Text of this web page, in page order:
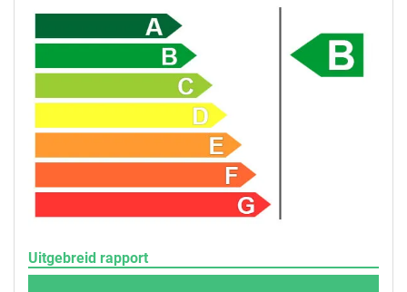
Uitgebreid rapport